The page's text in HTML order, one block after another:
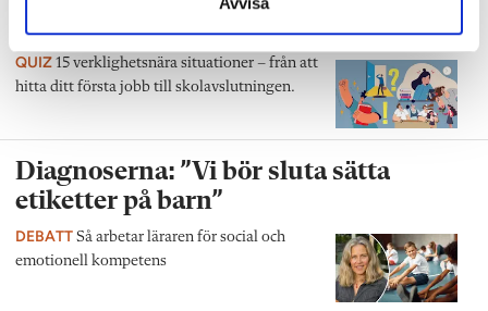
ny lärare?
QUIZ 15 verklighetsnära situationer – från att
hitta ditt första jobb till skolavslutningen.
Diagnoserna: ”Vi bör sluta sätta
etiketter på barn”
DEBATT Så arbetar läraren för social och
emotionell kompetens